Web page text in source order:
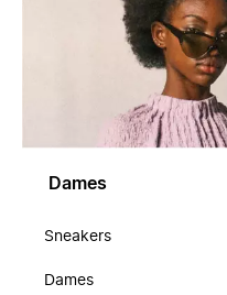
Dames
Sneakers
Dames